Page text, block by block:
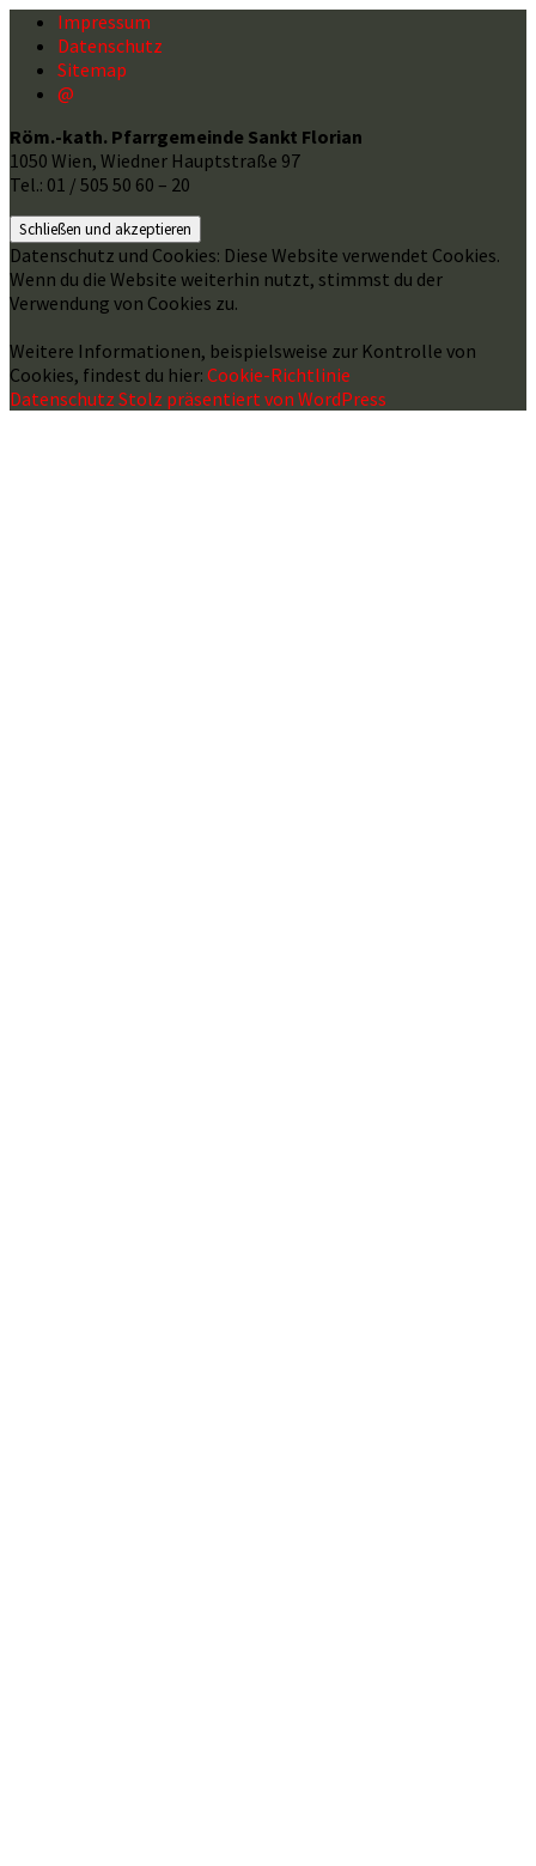
Impressum
Datenschutz
Sitemap
@
Röm.-kath. Pfarrgemeinde Sankt Florian
1050 Wien, Wiedner Hauptstraße 97
Tel.: 01 / 505 50 60 – 20
Datenschutz und Cookies: Diese Website verwendet Cookies.
Wenn du die Website weiterhin nutzt, stimmst du der
Verwendung von Cookies zu.
Weitere Informationen, beispielsweise zur Kontrolle von
Cookies, findest du hier: Cookie-Richtlinie
Datenschutz Stolz präsentiert von WordPress